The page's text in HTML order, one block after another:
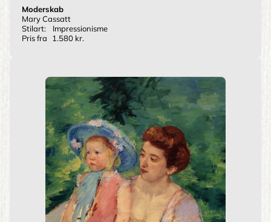
Moderskab
Mary Cassatt
Stilart:
Impressionisme
Pris fra
1.580 kr.